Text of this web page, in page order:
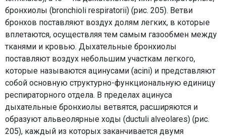
бронхиолы (bronchioli respiratorii) (рис. 205). Ветви
бронхов поставляют воздух долям легких, в которые
вплетаются, осуществляя тем самым газообмен между
тканями и кровью. Дыхательные бронхиолы
поставляют воздух небольшим участкам легкого,
которые называются ацинусами (acini) и представляют
собой основную структурно-функциональную единицу
респираторного отдела. В пределах ацинуса
дыхательные бронхиолы ветвятся, расширяются и
образуют альвеолярные ходы (ductuli alveolares) (рис.
205), каждый из которых заканчивается двумя